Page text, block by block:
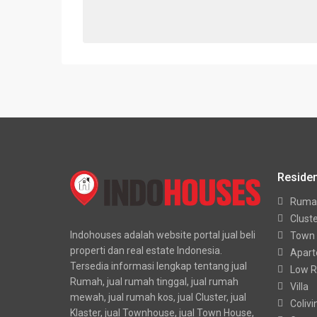
Indohouses adalah website portal jual beli
properti dan real estate Indonesia.
Tersedia informasi lengkap tentang jual
Rumah, jual rumah tinggal, jual rumah
mewah, jual rumah kos, jual Cluster, jual
Klaster, jual Townhouse, jual Town House,
Town
Low
Villa